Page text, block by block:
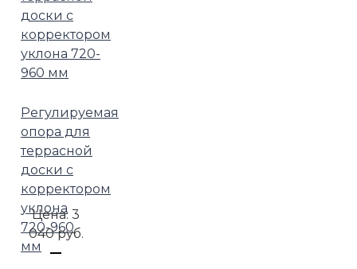
Регулируемая
опора для
террасной
доски с
корректором
уклона
720-960
мм
Цена:3
040 руб.